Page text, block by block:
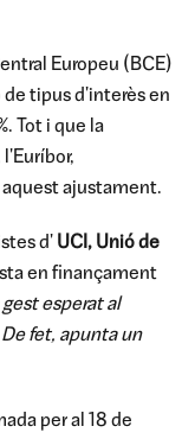
Europeu (BCE)
tipus d'interès en
Tot i que la
ajustament.
d' UCI, Unió de
en finançament
esperat al
fet, apunta un
per al 18 de